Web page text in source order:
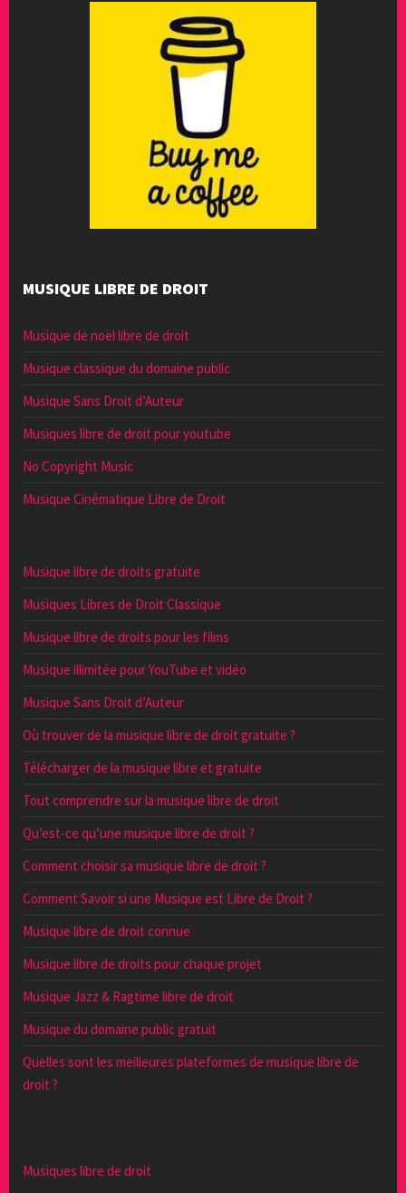
MUSIQUE LIBRE DE DROIT
Musique de noël libre de droit
Musique classique du domaine public
Musique Sans Droit d’Auteur
Musiques libre de droit pour youtube
No Copyright Music
Musique Cinématique Libre de Droit
Musique libre de droits gratuite
Musiques Libres de Droit Classique
Musique libre de droits pour les films
Musique illimitée pour YouTube et vidéo
Musique Sans Droit d’Auteur
Où trouver de la musique libre de droit gratuite ?
Télécharger de la musique libre et gratuite
Tout comprendre sur la musique libre de droit
Qu’est-ce qu’une musique libre de droit ?
Comment choisir sa musique libre de droit ?
Comment Savoir si une Musique est Libre de Droit ?
Musique libre de droit connue
Musique libre de droits pour chaque projet
Musique Jazz & Ragtime libre de droit
Musique du domaine public gratuit
Quelles sont les meilleures plateformes de musique libre de
droit ?
Musiques libre de droit